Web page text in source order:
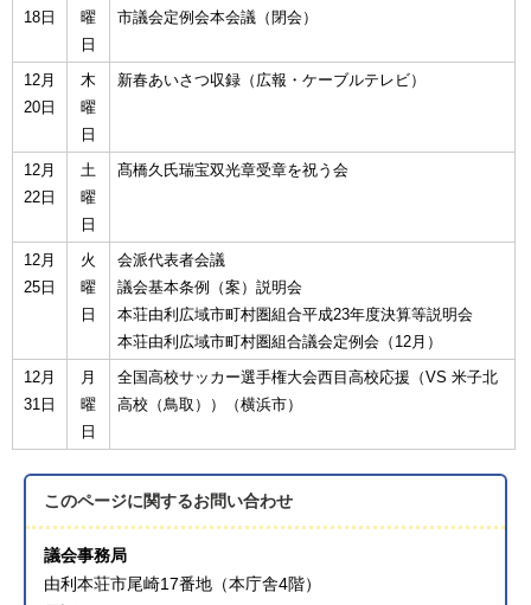
18日
曜
日
市議会定例会本会議（閉会）
12月
20日
木
曜
日
新春あいさつ収録（広報・ケーブルテレビ）
12月
22日
土
曜
日
髙橋久氏瑞宝双光章受章を祝う会
12月
25日
火
曜
日
会派代表者会議
議会基本条例（案）説明会
本荘由利広域市町村圏組合平成23年度決算等説明会
本荘由利広域市町村圏組合議会定例会（12月）
12月
31日
月
曜
日
全国高校サッカー選手権大会西目高校応援（VS 米子北
高校（鳥取））（横浜市）
このページに関するお問い合わせ
議会事務局
由利本荘市尾崎17番地（本庁舎4階）